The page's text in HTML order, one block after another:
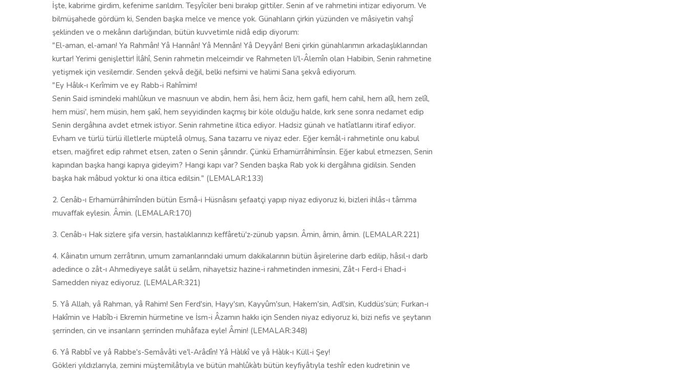
İşte, kabrime girdim, kefenime sarıldım. Teşyîciler beni bırakıp gittiler. Senin af ve rahmetini intizar ediyorum. Ve
bilmüşahede gördüm ki, Senden başka melce ve mence yok. Günahların çirkin yüzünden ve mâsiyetin vahşî
şeklinden ve o mekânın darlığından, bütün kuvvetimle nidâ edip diyorum:
"El-aman, el-aman! Ya Rahmân! Yâ Hannân! Yâ Mennân! Yâ Deyyân! Beni çirkin günahlarımın arkadaşlıklarından
kurtar! Yerimi genişlettir! İlâhî, Senin rahmetin melceimdir ve Rahmeten li'l-Âlemîn olan Habibin, Senin rahmetine
yetişmek için vesilemdir. Senden şekvâ değil, belki nefsimi ve halimi Sana şekvâ ediyorum.
"Ey Hâlık-ı Kerîmim ve ey Rabb-i Rahîmim!
Senin Said ismindeki mahlûkun ve masnuun ve abdin, hem âsi, hem âciz, hem gafil, hem cahil, hem alîl, hem zelîl,
hem müsi', hem müsin, hem şakî, hem seyyidinden kaçmış bir köle olduğu halde, kırk sene sonra nedamet edip
Senin dergâhına avdet etmek istiyor. Senin rahmetine iltica ediyor. Hadsiz günah ve hatîatlarını itiraf ediyor.
Evham ve türlü türlü illetlerle müptelâ olmuş, Sana tazarru ve niyaz eder. Eğer kemâl-i rahmetinle onu kabul
etsen, mağfiret edip rahmet etsen, zaten o Senin şânındır. Çünkü Erhamürrâhimînsin. Eğer kabul etmezsen, Senin
kapından başka hangi kapıya gideyim? Hangi kapı var? Senden başka Rab yok ki dergâhına gidilsin. Senden
başka hak mâbud yoktur ki ona iltica edilsin." (LEMALAR:133)
2. Cenâb-ı Erhamürrâhimînden bütün Esmâ-i Hüsnâsını şefaatçi yapıp niyaz ediyoruz ki, bizleri ihlâs-ı tâmma
muvaffak eylesin. Âmin. (LEMALAR:170)
3. Cenâb-ı Hak sizlere şifa versin, hastalıklarınızı keffâretü'z-zünub yapsın. Âmin, âmin, âmin. (LEMALAR.221)
4. Kâinatın umum zerrâtının, umum zamanlarındaki umum dakikalarının bütün âşirelerine darb edilip, hâsıl-ı darb
adedince o zât-ı Ahmediyeye salât ü selâm, nihayetsiz hazine-i rahmetinden inmesini, Zât-ı Ferd-i Ehad-i
Samedden niyaz ediyoruz. (LEMALAR:321)
5. Yâ Allah, yâ Rahman, yâ Rahim! Sen Ferd'sin, Hayy'sın, Kayyûm'sun, Hakem'sin, Adl'sin, Kuddüs'sün; Furkan-ı
Hakîmin ve Habîb-i Ekremin hürmetine ve İsm-i Âzamın hakkı için Senden niyaz ediyoruz ki, bizi nefis ve şeytanın
şerrinden, cin ve insanların şerrinden muhâfaza eyle! Âmin! (LEMALAR:348)
6. Yâ Rabbî ve yâ Rabbe's-Semâvâti ve'l-Arâdîn! Yâ Hàlıkî ve yâ Hàlık-ı Küll-i Şey!
Gökleri yıldızlarıyla, zemini müştemilâtıyla ve bütün mahlûkàtı bütün keyfiyâtıyla teshîr eden kudretinin ve